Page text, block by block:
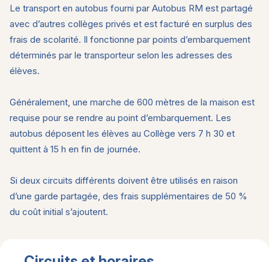
Le transport en autobus fourni par Autobus RM est partagé
avec d’autres collèges privés et est facturé en surplus des
frais de scolarité. Il fonctionne par points d’embarquement
déterminés par le transporteur selon les adresses des
élèves.
Généralement, une marche de 600 mètres de la maison est
requise pour se rendre au point d’embarquement. Les
autobus déposent les élèves au Collège vers 7 h 30 et
quittent à 15 h en fin de journée.
Si deux circuits différents doivent être utilisés en raison
d’une garde partagée, des frais supplémentaires de 50 %
du coût initial s’ajoutent.